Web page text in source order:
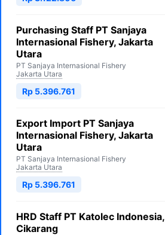
Purchasing Staff PT Sanjaya
Internasional Fishery, Jakarta
Utara
PT Sanjaya Internasional Fishery
Jakarta Utara
Rp 5.396.761
Export Import PT Sanjaya
Internasional Fishery, Jakarta
Utara
PT Sanjaya Internasional Fishery
Jakarta Utara
Rp 5.396.761
HRD Staff PT Katolec Indonesia,
Cikarang